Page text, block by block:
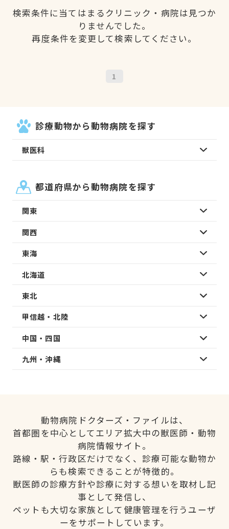
検索条件に当てはまるクリニック・病院は見つか
りませんでした。
再度条件を変更して検索してください。
1
診療動物から動物病院を探す
獣医科
都道府県から動物病院を探す
関東
関西
東海
北海道
東北
甲信越・北陸
中国・四国
九州・沖縄
動物病院ドクターズ・ファイルは、
首都圏を中心としてエリア拡大中の獣医師・動物
病院情報サイト。
路線・駅・行政区だけでなく、診療可能な動物か
らも検索できることが特徴的。
獣医師の診療方針や診療に対する想いを取材し記
事として発信し、
ペットも大切な家族として健康管理を行うユーザ
ーをサポートしています。